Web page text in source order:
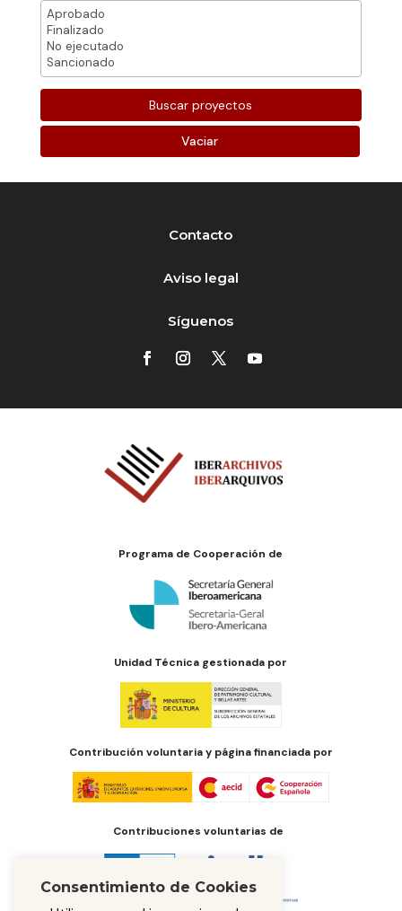
Vaciar
Contacto
Aviso legal
Síguenos
Programa de Cooperación de
Unidad Técnica gestionada por
Contribución voluntaria y página financiada por
Contribuciones voluntarias de
Consentimiento de Cookies